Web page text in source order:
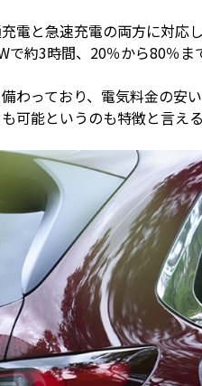
電と急速充電の両方に対応
で約3時間、20％から80％ま
わっており、電気料金の安
可能というのも特徴と言える